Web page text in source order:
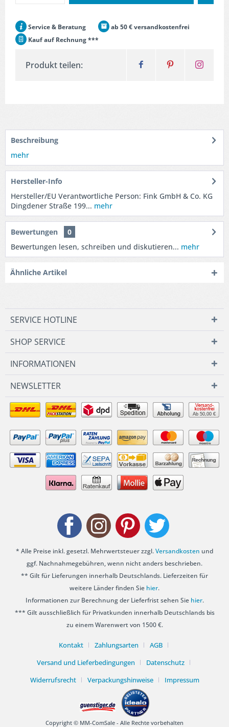
Service & Beratung
ab 50 € versandkostenfrei
Kauf auf Rechnung ***
Produkt teilen:
Beschreibung
mehr
Hersteller-Info
Hersteller/EU Verantwortliche Person: Fink GmbH & Co. KG
Dingdener Straße 199... mehr
Bewertungen
0
Bewertungen lesen, schreiben und diskutieren... mehr
Ähnliche Artikel
SERVICE HOTLINE
SHOP SERVICE
INFORMATIONEN
NEWSLETTER
Ab 50,00 €
* Alle Preise inkl. gesetzl. Mehrwertsteuer zzgl.Versandkosten und
ggf. Nachnahmegebühren, wenn nicht anders beschrieben.
** Gilt für Lieferungen innerhalb Deutschlands. Lieferzeiten für
weitere Länder finden Sie hier.
Informationen zur Berechnung der Lieferfrist sehen Sie hier.
*** Gilt ausschließlich für Privatkunden innerhalb Deutschlands bis
zu einem Warenwert von 1500 €.
Kontakt Zahlungsarten
AGB
Versand und Lieferbedingungen
Datenschutz
Widerrufsrecht
Verpackungshinweise Impressum
Copyright © MM-ComSale - Alle Rechte vorbehalten